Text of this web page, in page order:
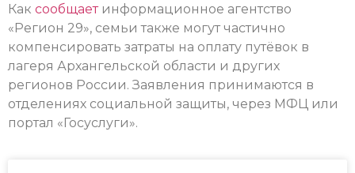
Как сообщаетинформационное агентство
«Регион 29», семьи также могут частично
компенсировать затраты на оплату путёвок в
лагеря Архангельской области и других
регионов России. Заявления принимаются в
отделениях социальной защиты, через МФЦ или
портал «Госуслуги».